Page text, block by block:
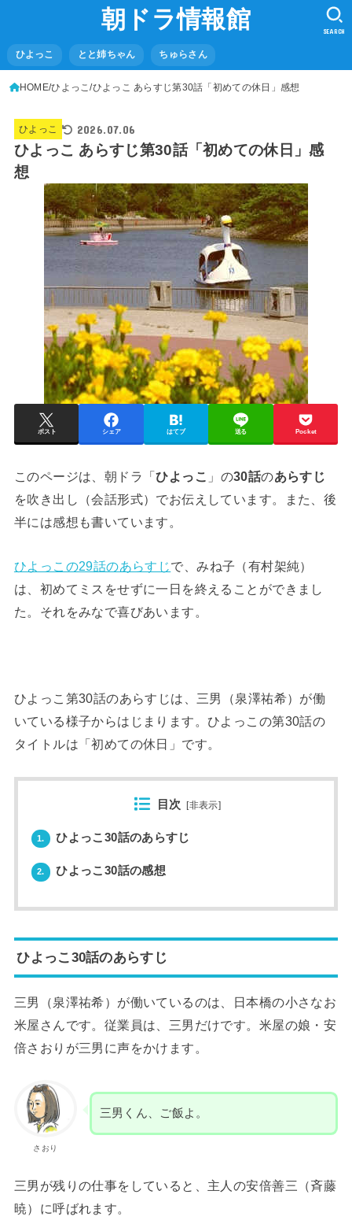
朝ドラ情報館
ひよっこ とと姉ちゃん ちゅらさん
SEARCH
HOME ひよっこ ひよっこ あらすじ第30話「初めての休日」感想
ひよっこ 2026.07.06
ひよっこ あらすじ第30話「初めての休日」感
想
ポスト シェア はてブ 送る Pocket
このページは、朝ドラ「ひよっこ 」の30話のあらすじ
を吹き出し（会話形式）でお伝えしています。また、後
半には感想も書いています。
ひよっこの29話のあらすじで、みね子（有村架純）
は、初めてミスをせずに一日を終えることができまし
た。それをみなで喜びあいます。
ひよっこ第30話のあらすじは、三男（泉澤祐希）が働
いている様子からはじまります。ひよっこの第30話の
タイトルは「初めての休日」です。
目次 [非表示]
1. ひよっこ30話のあらすじ
2. ひよっこ30話の感想
ひよっこ30話のあらすじ
三男（泉澤祐希）が働いているのは、日本橋の小さなお
米屋さんです。従業員は、三男だけです。米屋の娘・安
倍さおりが三男に声をかけます。
さおり
三男くん、ご飯よ。
三男が残りの仕事をしていると、主人の安倍善三（斉藤
暁）に呼ばれます。